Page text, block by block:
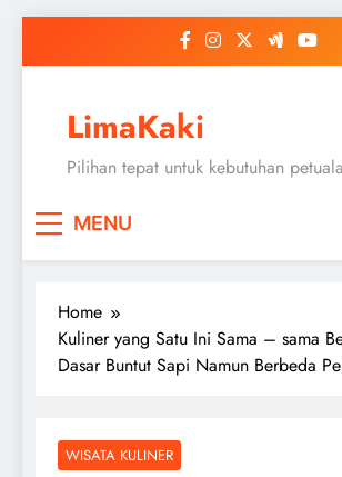
LimaKaki
Pilihan tepat untuk kebutuhan
MENU
Home
Kuliner yang Satu Ini Sama – sama
Dasar Buntut Sapi Namun Berbeda
WISATA KULINER